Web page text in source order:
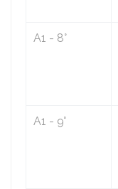
A1 - 8°
A1 - 9°